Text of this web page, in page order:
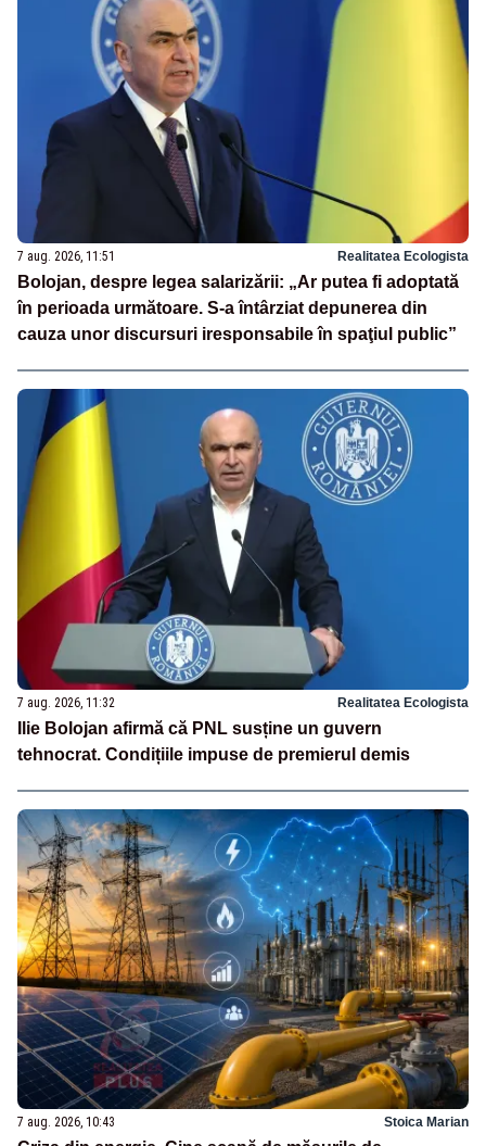
7 aug. 2026, 11:51 Realitatea Ecologista
Bolojan, despre legea salarizării: „Ar putea fi adoptată
în perioada următoare. S-a întârziat depunerea din
cauza unor discursuri iresponsabile în spaţiul public”
7 aug. 2026, 11:32 Realitatea Ecologista
Ilie Bolojan afirmă că PNL susține un guvern
tehnocrat. Condițiile impuse de premierul demis
7 aug. 2026, 10:43 Stoica Marian